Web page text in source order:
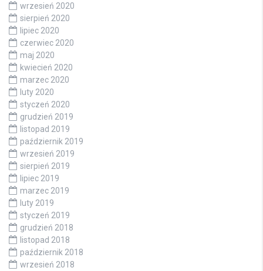
wrzesień 2020
sierpień 2020
lipiec 2020
czerwiec 2020
maj 2020
kwiecień 2020
marzec 2020
luty 2020
styczeń 2020
grudzień 2019
listopad 2019
październik 2019
wrzesień 2019
sierpień 2019
lipiec 2019
marzec 2019
luty 2019
styczeń 2019
grudzień 2018
listopad 2018
październik 2018
wrzesień 2018